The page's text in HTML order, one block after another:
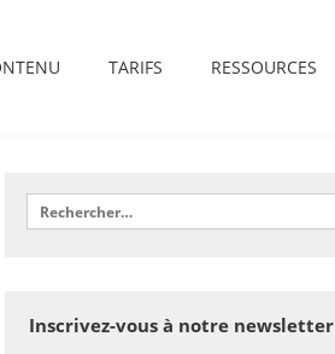
TARIFS RESSOURCES
Inscrivez-vous à notre newsletter